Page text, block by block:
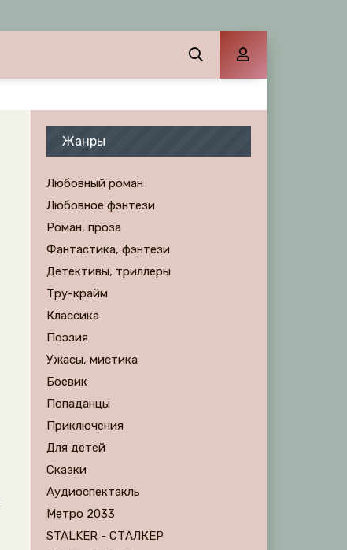
Жанры
Любовный роман
Любовное фэнтези
Роман, проза
Фантастика, фэнтези
Детективы, триллеры
Тру-крайм
Классика
Поэзия
Ужасы, мистика
Боевик
Попаданцы
Приключения
Для детей
Сказки
Аудиоспектакль
Метро 2033
STALKER - СТАЛКЕР